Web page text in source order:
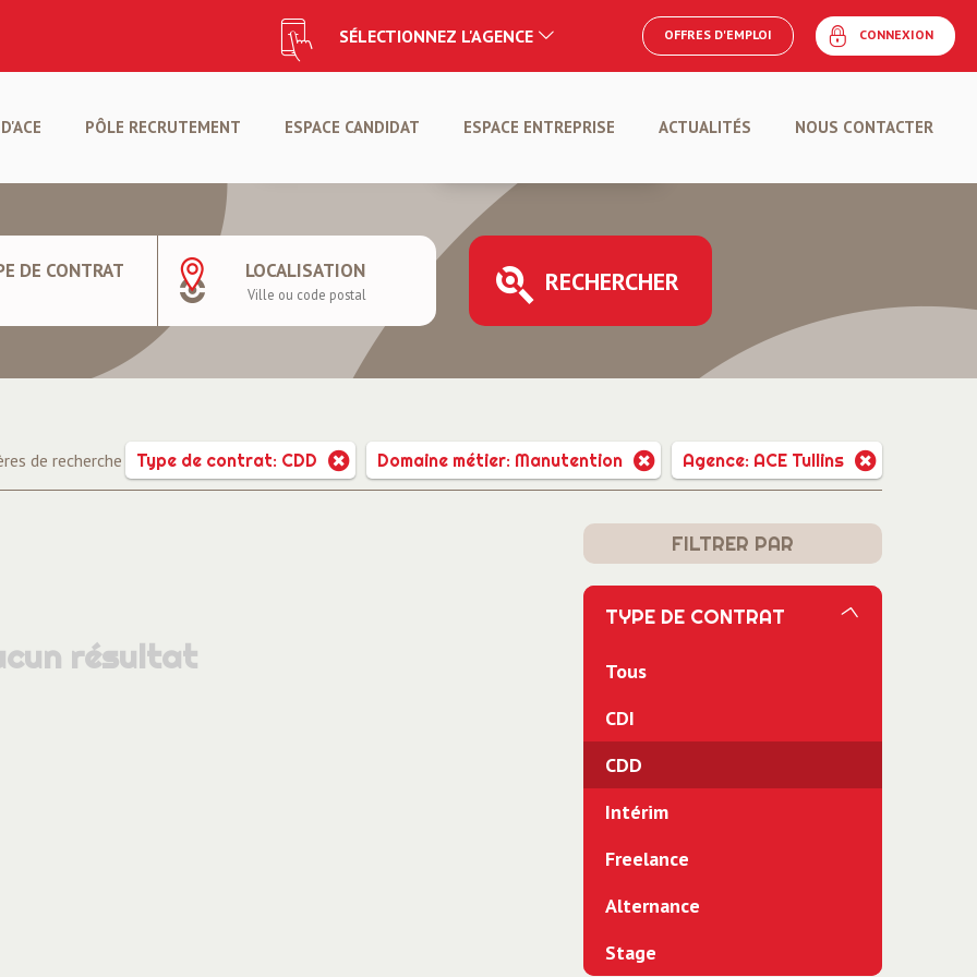
SÉLECTIONNEZ L'AGENCE OFFRES D'EMPLOI CONNEXION
PÔLE RECRUTEMENT ESPACE CANDIDAT
CANDIDATURE SPONTANÉE
CRÉER VOTRE PROFIL ESPACE ENTREPRISE ACTUALITÉS NOUS CONTACTER
DE CONTRAT LOCALISATION RECHERCHER
de recherche Type de contrat: CDD Domaine métier: Manutention Agence: ACE Tullins
résultat
FILTRER PAR
TYPE DE CONTRAT
Tous
CDI
CDD
Intérim
Freelance
Alternance
Stage